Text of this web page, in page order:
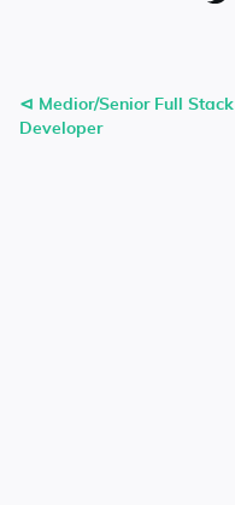
⊲ Medior/Senior Full Stack
Developer